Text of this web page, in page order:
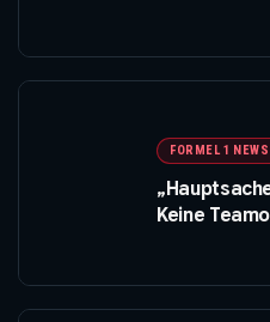
FORMEL 1 NEWS
Keine